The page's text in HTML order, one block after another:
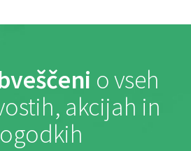
o vseh
akcijah in